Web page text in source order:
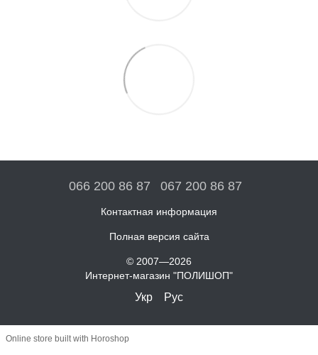
066 200 86 87 067 200 86 87
Контактная информация
Полная версия сайта
© 2007—2026
Интернет-магазин "ПОЛИШОП"
Укр Рус
Online store built with Horoshop